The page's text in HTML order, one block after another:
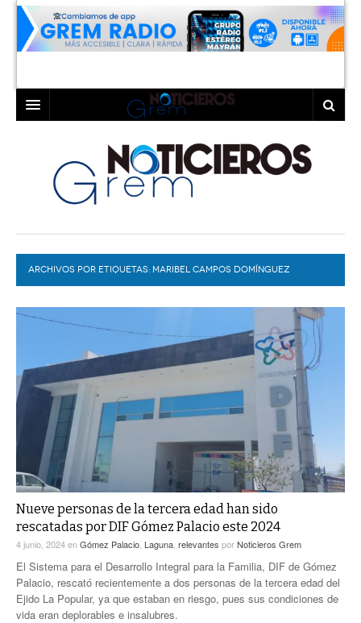
LAGUNA
TORREÓN
GÓMEZ PALACIO
LERDO
COAHUILA
DURANGO
DEPORTES
EXA INFORMA
CONTEXTOS
TRAYECTO LAGUNA
A MEDIA MAÑANA
A TODA LEY
ENTRE LAGUNEROS
DIÁLOGOS CON LA HISTORIA
TWEETS AND BEATS
LA MEJOR 97.1 ESTÉREO GALLITO
ACTUALIDADES GREM
PULSO
LA MEJOR INFORMACIÓN
COLABORADORES
PC29
ACTUALIDADES GREM
ARCHIVOS POR ETIQUETAS: MARIBEL CAMPOS DOMÍNGUEZ
Nueve personas de la tercera edad han sido
rescatadas por DIF Gómez Palacio este 2024
4 junio, 2024enGómez Palacio Laguna relevantes porNoticieros Grem
El Sistema para el Desarrollo Integral para la Familia, DIF de Gómez
Palacio, rescató recientemente a dos personas de la tercera edad del
Ejido La Popular, ya que estaban en riesgo, pues sus condiciones de
vida eran deplorables e insalubres.